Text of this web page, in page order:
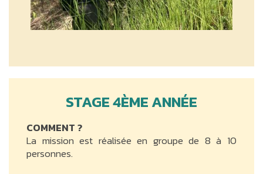
STAGE 4ÈME ANNÉE
COMMENT ?
La mission est réalisée en groupe de 8 à 10
personnes.